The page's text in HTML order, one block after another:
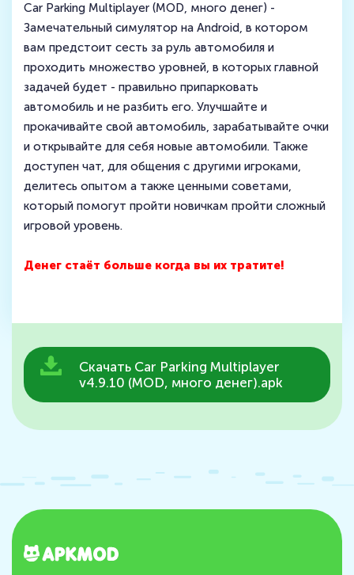
Car Parking Multiplayer (MOD, много денег) -
Замечательный симулятор на Android, в котором
вам предстоит сесть за руль автомобиля и
проходить множество уровней, в которых главной
задачей будет - правильно припарковать
автомобиль и не разбить его. Улучшайте и
прокачивайте свой автомобиль, зарабатывайте очки
и открывайте для себя новые автомобили. Также
доступен чат, для общения с другими игроками,
делитесь опытом а также ценными советами,
который помогут пройти новичкам пройти сложный
игровой уровень.
Денег стаёт больше когда вы их тратите!
Скачать Car Parking Multiplayer
v4.9.10 (MOD, много денег).apk